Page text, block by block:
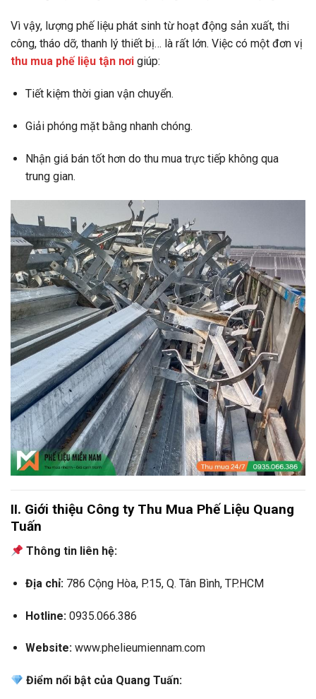
Vì vậy, lượng phế liệu phát sinh từ hoạt động sản xuất, thi
công, tháo dỡ, thanh lý thiết bị… là rất lớn. Việc có một đơn vị
thu mua phế liệu tận nơi giúp:
Tiết kiệm thời gian vận chuyển.
Giải phóng mặt bằng nhanh chóng.
Nhận giá bán tốt hơn do thu mua trực tiếp không qua
trung gian.
II. Giới thiệu Công ty Thu Mua Phế Liệu Quang
Tuấn
Thông tin liên hệ:
Địa chỉ:786 Cộng Hòa, P.15, Q. Tân Bình, TP.HCM
Hotline:0935.066.386
Website:www.phelieumiennam.com
Điểm nổi bật của Quang Tuấn: